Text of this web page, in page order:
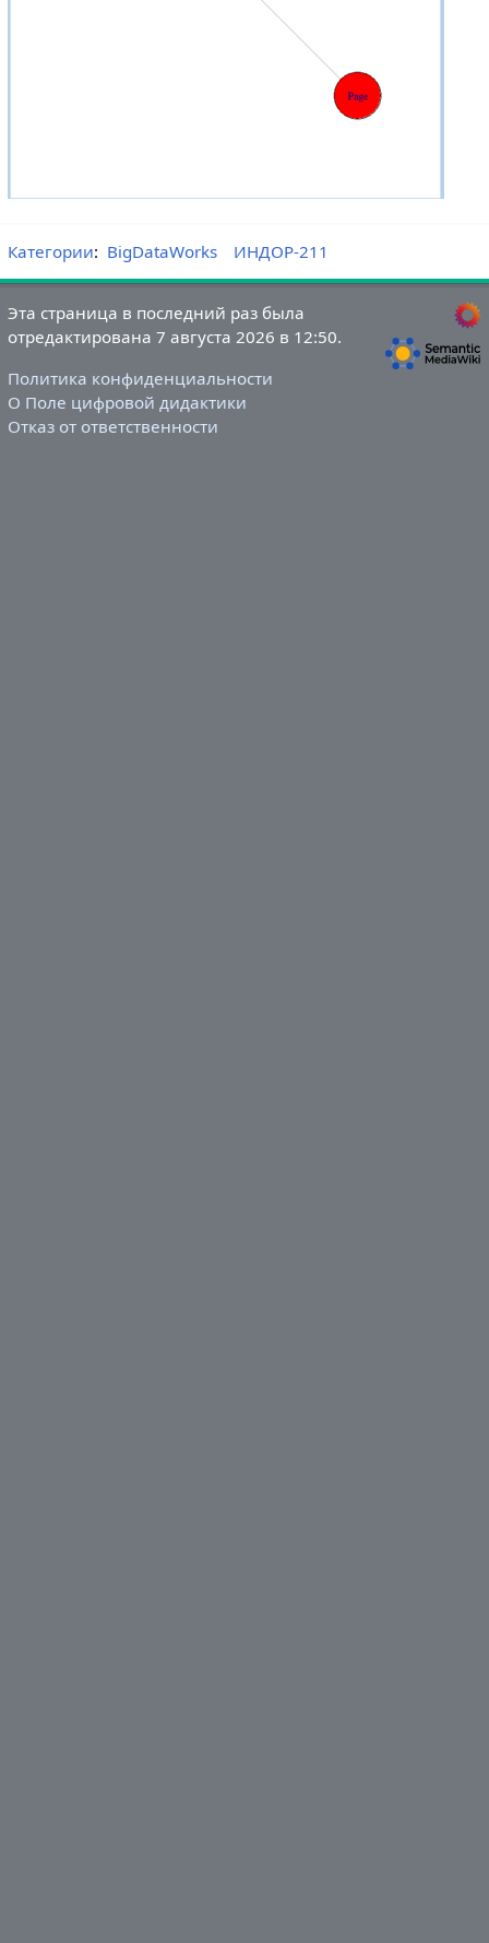
Категории: BigDataWorks ИНДОР-211
Эта страница в последний раз была
отредактирована 7 августа 2026 в 12:50.
Политика конфиденциальности
О Поле цифровой дидактики
Отказ от ответственности